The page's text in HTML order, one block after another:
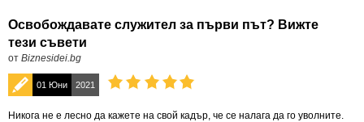
Освобождавате служител за първи път? Вижте
тези съвети
от Biznesidei.bg
01 Юни 2021
Никога не е лесно да кажете на свой кадър, че се налага да го уволните.